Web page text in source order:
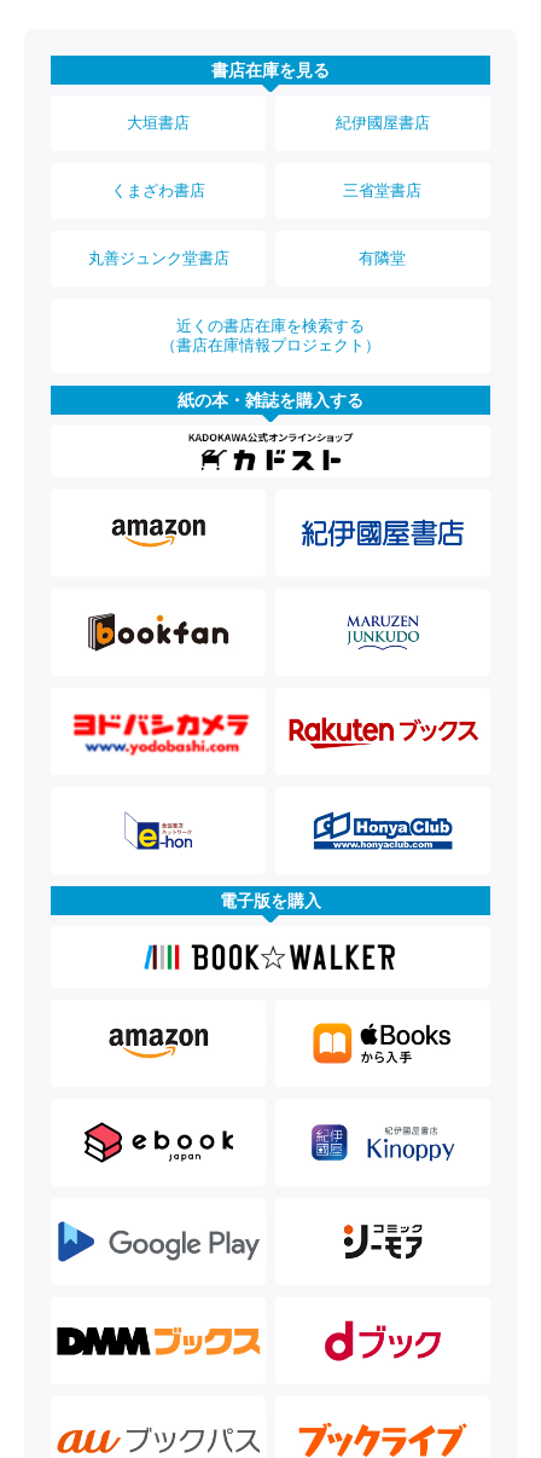
書店在庫を見る
大垣書店 紀伊國屋書店
くまざわ書店 三省堂書店
丸善ジュンク堂書店 有隣堂
近くの書店在庫を検索する
（書店在庫情報プロジェクト）
紙の本・雑誌を購入する
電子版を購入